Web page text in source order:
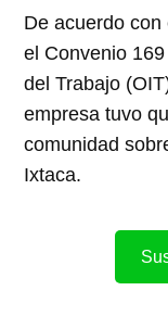
De acuerdo
el Convenio
del Trabajo
empresa tuvo
comunidad
Ixtaca.